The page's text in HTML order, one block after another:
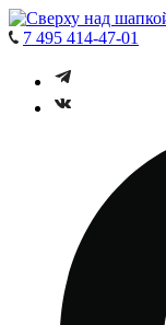
7 495 414-47-01